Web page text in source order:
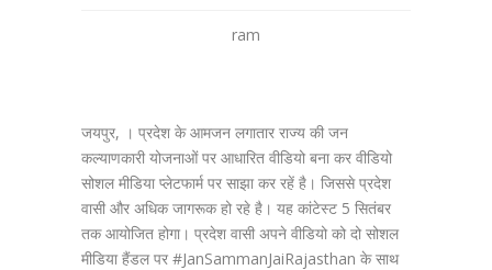
ram
जयपुर, । प्रदेश के आमजन लगातार राज्य की जन
कल्याणकारी योजनाओं पर आधारित वीडियो बना कर वीडियो
सोशल मीडिया प्लेटफार्म पर साझा कर रहें है। जिससे प्रदेश
वासी और अधिक जागरूक हो रहे है। यह कांटेस्ट 5 सितंबर
तक आयोजित होगा। प्रदेश वासी अपने वीडियो को दो सोशल
मीडिया हैंडल पर #JanSammanJaiRajasthan के साथ